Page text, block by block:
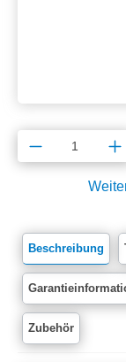
Produkt
Beschreibung
Zubehör